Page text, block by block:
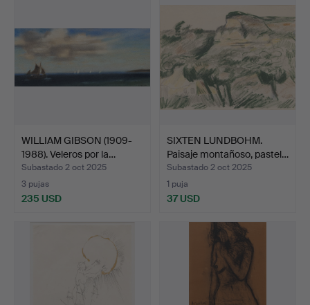
WILLIAM GIBSON (1909-
1988). Veleros por la…
Subastado 2 oct 2025
3 pujas
235 USD
SIXTEN LUNDBOHM.
Paisaje montañoso, pastel…
Subastado 2 oct 2025
1 puja
37 USD